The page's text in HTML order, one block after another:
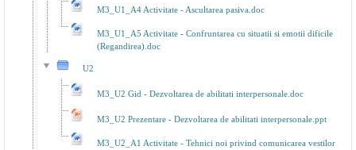
M3_U1_A4 Activitate - Ascultarea pasiva.doc
M3_U1_A5 Activitate - Confruntarea cu situatii si emotii dificile
(Regandirea).doc
U2
M3_U2 Gid - Dezvoltarea de abilitati interpersonale.doc
M3_U2 Prezentare - Dezvoltarea de abilitati interpersonale.ppt
M3_U2_A1 Activitate - Tehnici noi privind comunicarea vestilor